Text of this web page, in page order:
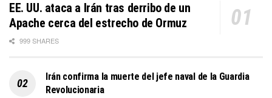
EE. UU. ataca a Irán tras derribo de un
Apache cerca del estrecho de Ormuz
999 SHARES
Irán confirma la muerte del jefe naval de la Guardia
Revolucionaria